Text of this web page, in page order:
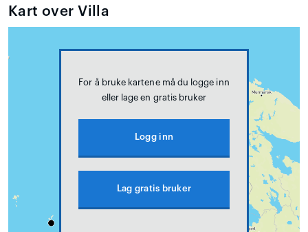
Kart over Villa
For å bruke kartene må du logge inn
eller lage en gratis bruker
Logg inn
Lag gratis bruker